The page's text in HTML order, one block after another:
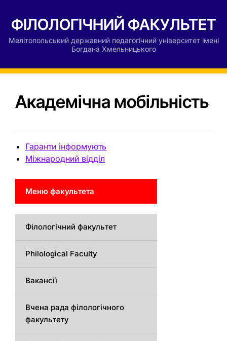
ФІЛОЛОГІЧНИЙ ФАКУЛЬТЕТ
Мелітопольський державний педагогічний університет імені
Богдана Хмельницького
Академічна мобільність
Гаранти інформують
Міжнародний відділ
Меню факультета
Філологічний факультет
Philological Faculty
Вакансії
Вчена рада філологічного
факультету